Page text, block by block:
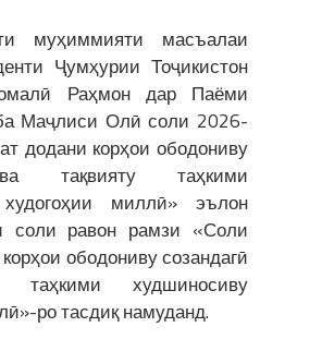
муҳиммияти масъалаи
Ҷумҳурии Тоҷикистон
Раҳмон дар Паёми
Маҷлиси Олӣ соли 2026-
додани корҳои ободониву
тақвияту таҳкими
миллӣ» эълон
соли равон рамзи «Соли
ободониву созандагӣ
таҳкими худшиносиву
ро тасдиқ намуданд.